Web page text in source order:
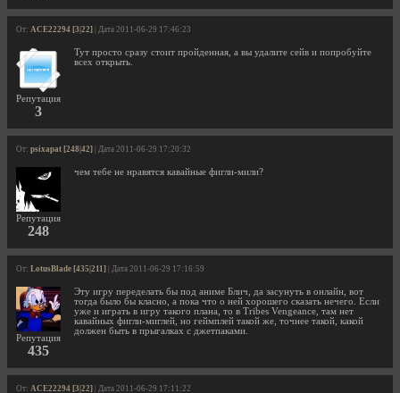
От: ACE22294 [3|22] | Дата 2011-06-29 17:46:23
Репутация
3
Тут просто сразу стоит пройденная, а вы удалите сейв и попробуйте
всех открыть.
От: psixapat [248|42] | Дата 2011-06-29 17:20:32
Репутация
248
чем тебе не нравятся кавайные фигли-мили?
От: LotusBlade [435|211] | Дата 2011-06-29 17:16:59
Репутация
435
Эту игру переделать бы под аниме Блич, да засунуть в онлайн, вот
тогда было бы класно, а пока что о ней хорошего сказать нечего. Если
уже и играть в игру такого плана, то в Tribes Vengeance, там нет
кавайных фигли-миглей, но геймплей такой же, точнее такой, какой
должен быть в прыгалках с джетпаками.
От: ACE22294 [3|22] | Дата 2011-06-29 17:11:22